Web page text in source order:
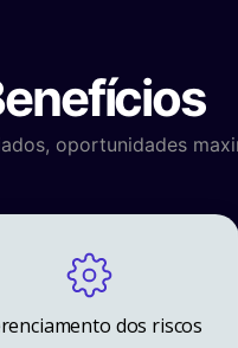
oportunidades
dos riscos